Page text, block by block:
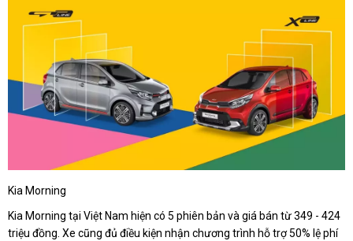
Kia Morning
Kia Morning tại Việt Nam hiện có 5 phiên bản và giá bán từ 349 - 424
triệu đồng. Xe cũng đủ điều kiện nhận chương trình hỗ trợ 50% lệ phí